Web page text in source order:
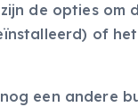
de opties om
of
een andere